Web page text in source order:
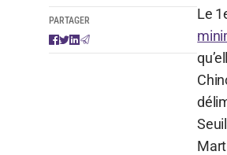
PARTAGER Le